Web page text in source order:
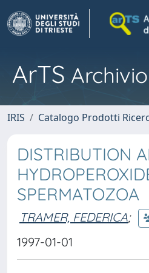
ArTS
IRIS Catalogo Prodotti
DISTRIBUTION
SPERMATOZOA
TRAMER, FEDERICA;
1997-01-01